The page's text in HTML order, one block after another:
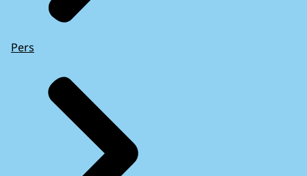
Pers